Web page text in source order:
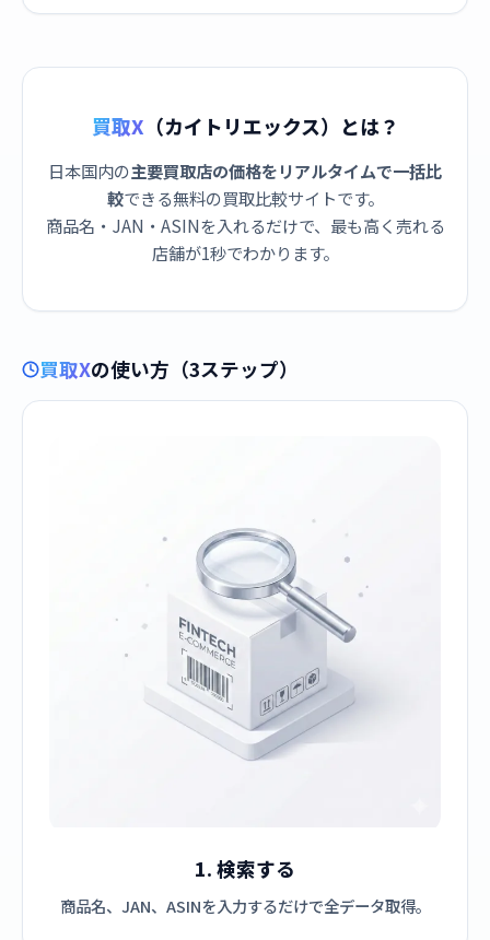
買取X （カイトリエックス）とは？
日本国内の主要買取店の価格をリアルタイムで一括比
較できる無料の買取比較サイトです。
商品名・JAN・ASINを入れるだけで、最も高く売れる
店舗が1秒でわかります。
買取Xの使い方（3ステップ）
1. 検索する
商品名、JAN、ASINを入力するだけで全データ取得。